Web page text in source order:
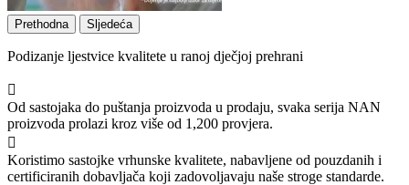
Prethodna Sljedeća
Podizanje ljestvice kvalitete u ranoj dječjoj prehrani

Od sastojaka do puštanja proizvoda u prodaju, svaka serija NAN
proizvoda prolazi kroz više od 1,200 provjera.

Koristimo sastojke vrhunske kvalitete, nabavljene od pouzdanih i
certificiranih dobavljača koji zadovoljavaju naše stroge standarde.